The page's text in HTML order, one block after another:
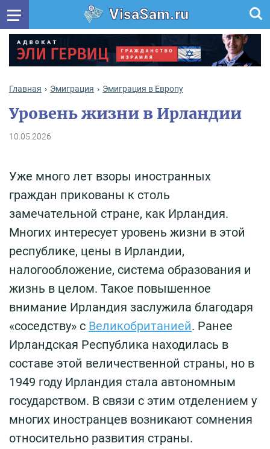
VisaSam.ru
Главная Эмиграция Эмиграция в Европу
Уровень жизни в Ирландии
10.05.2026
Уже много лет взоры иностранных
граждан прикованы к столь
замечательной стране, как Ирландия.
Многих интересует уровень жизни в этой
республике, цены в Ирландии,
налогообложение, система образования и
жизнь в целом. Такое повышенное
внимание Ирландия заслужила благодаря
«соседству» с Великобританией. Ранее
Ирландская Республика находилась в
составе этой величественной страны, но в
1949 году Ирландия стала автономным
государством. В связи с этим отделением у
многих иностранцев возникают сомнения
относительно развития страны.